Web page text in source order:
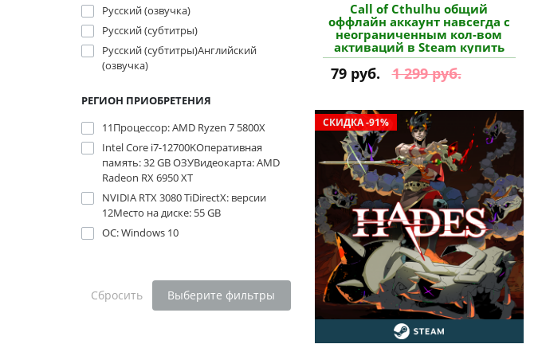
Русский (озвучка)
Русский (субтитры)
Русский (субтитры)Английский
(озвучка)
РЕГИОН ПРИОБРЕТЕНИЯ
11Процессор: AMD Ryzen 7 5800X
Intel Core i7-12700KОперативная
память: 32 GB ОЗУВидеокарта: AMD
Radeon RX 6950 XT
NVIDIA RTX 3080 TiDirectX: версии
12Место на диске: 55 GB
ОС: Windows 10
Сбросить Выберите фильтры
Call of Cthulhu общий
оффлайн аккаунт навсегда с
неограниченным кол-вом
активаций в Steam купить
79 руб. 1 299 руб.
СКИДКА -91%